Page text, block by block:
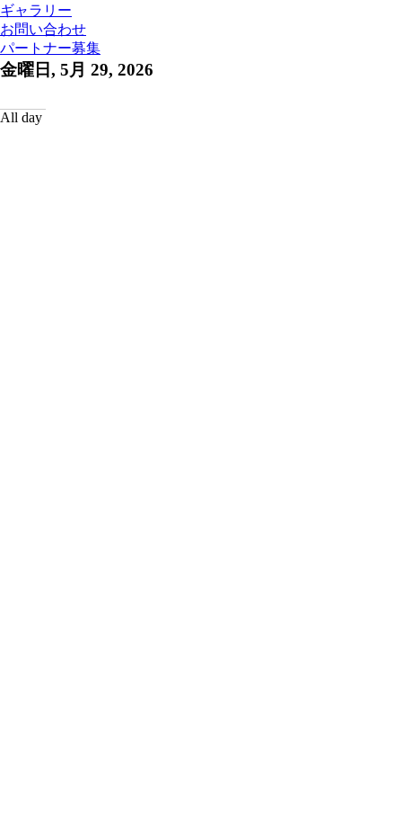
ギャラリー
お問い合わせ
パートナー募集
金曜日, 5月 29, 2026
All day